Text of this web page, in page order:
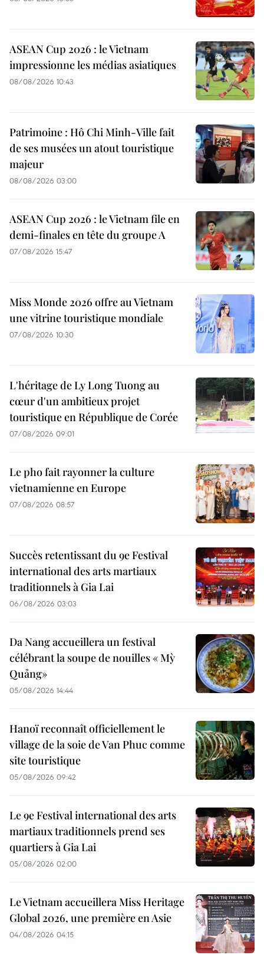
ASEAN Cup 2026 : le Vietnam
impressionne les médias asiatiques
08/08/2026 10:43
Patrimoine : Hô Chi Minh-Ville fait
de ses musées un atout touristique
majeur
08/08/2026 03:00
ASEAN Cup 2026 : le Vietnam file en
demi-finales en tête du groupe A
07/08/2026 15:47
Miss Monde 2026 offre au Vietnam
une vitrine touristique mondiale
07/08/2026 10:30
L'héritage de Ly Long Tuong au
cœur d'un ambitieux projet
touristique en République de Corée
07/08/2026 09:01
Le pho fait rayonner la culture
vietnamienne en Europe
07/08/2026 08:57
Succès retentissant du 9e Festival
international des arts martiaux
traditionnels à Gia Lai
06/08/2026 03:03
Da Nang accueillera un festival
célébrant la soupe de nouilles « Mỳ
Quảng»
05/08/2026 14:44
Hanoï reconnaît officiellement le
village de la soie de Van Phuc comme
site touristique
05/08/2026 09:42
Le 9e Festival international des arts
martiaux traditionnels prend ses
quartiers à Gia Lai
05/08/2026 02:00
Le Vietnam accueillera Miss Heritage
Global 2026, une première en Asie
04/08/2026 04:15